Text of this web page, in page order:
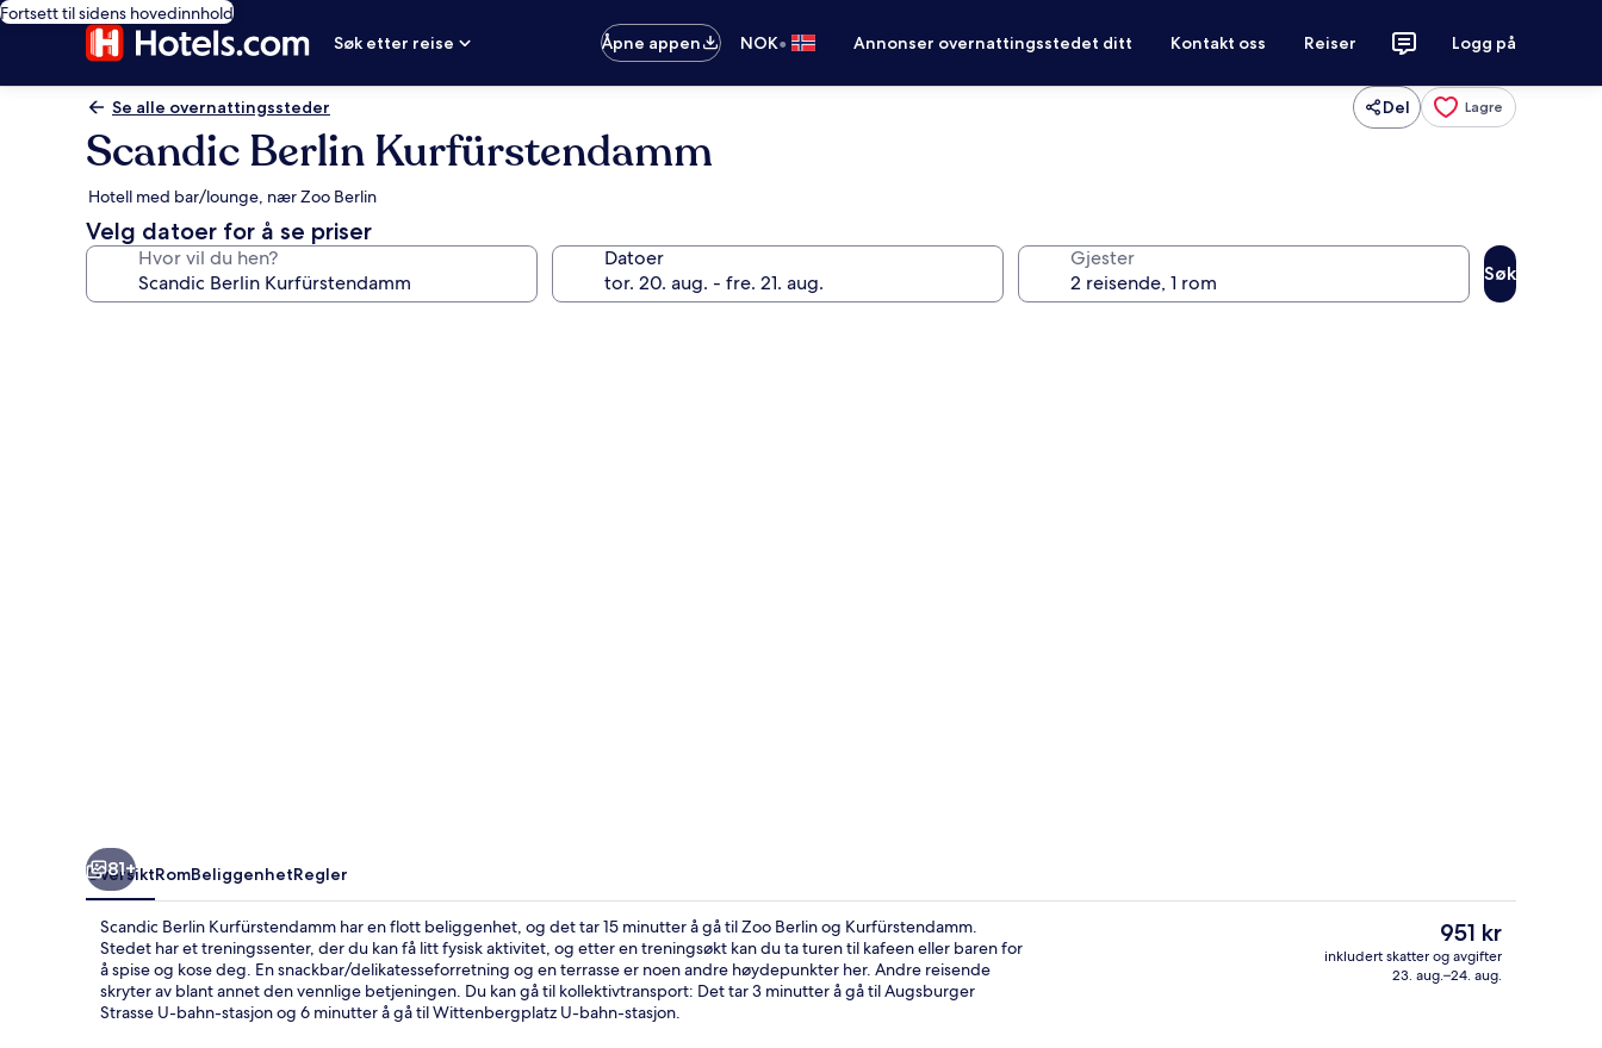
Fortsett til sidens hovedinnhold
Søk etter reise
Åpne appen NOK• Annonser overnattingsstedet ditt Kontakt oss Reiser Logg på
Se alle overnattingssteder Del Lagre
Scandic Berlin Kurfürstendamm
Hotell med bar/lounge, nær Zoo Berlin
Velg datoer for å se priser
Hvor vil du hen? Datoer Gjester
Søk
Treningsfasiliteter
81+
OversiktRomBeliggenhetRegler
Scandic Berlin Kurfürstendamm har en flott beliggenhet, og det tar 15 minutter å gå til Zoo Berlin og Kurfürstendamm.
Stedet har et treningssenter, der du kan få litt fysisk aktivitet, og etter en treningsøkt kan du ta turen til kafeen eller baren for
å spise og kose deg. En snackbar/delikatesseforretning og en terrasse er noen andre høydepunkter her. Andre reisende
skryter av blant annet den vennlige betjeningen. Du kan gå til kollektivtransport: Det tar 3 minutter å gå til Augsburger
Strasse U-bahn-stasjon og 6 minutter å gå til Wittenbergplatz U-bahn-stasjon.
Den
nåværende
prisen
951 kr
inkludert skatter og avgifter
23. aug.–24. aug.